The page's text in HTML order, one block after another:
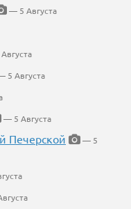
— 5 Августа
5 Августа
— 5 Августа
Печерской
— 5